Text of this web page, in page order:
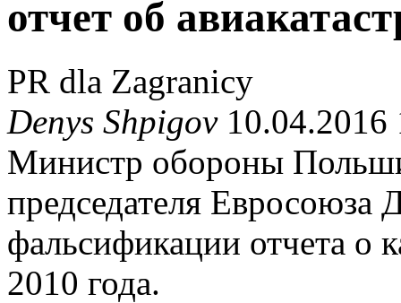
отчет об
PR dla Zagranicy
Denys Shpigov10.04.2016
Министр обороны
председателя Евросоюза
фальсификации отчета о
2010 года.